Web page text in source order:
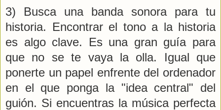
3) Busca una banda sonora para tu
historia. Encontrar el tono a la historia
es algo clave. Es una gran guía para
que no se te vaya la olla. Igual que
ponerte un papel enfrente del ordenador
en el que ponga la "idea central" del
guión. Si encuentras la música perfecta